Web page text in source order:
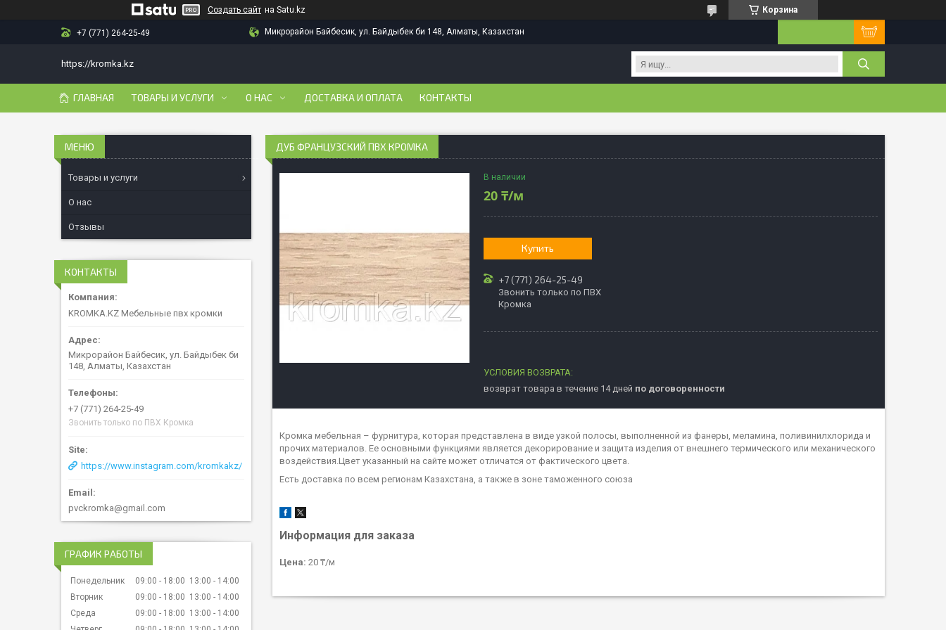
Создать сайт на Satu.kz Корзина
+7 (771) 264-25-49 Микрорайон Байбесик, ул. Байдыбек би 148, Алматы, Казахстан
https://kromka.kz
ГЛАВНАЯ ТОВАРЫ И УСЛУГИ О НАС ДОСТАВКА И ОПЛАТА КОНТАКТЫ
ДУБ ФРАНЦУЗСКИЙ ПВХ КРОМКА
В наличии
20 ₸/м
Купить
+7 (771) 264-25-49
Звонить только по ПВХ
Кромка
возврат товара в течение 14 дней по договоренности
Кромка мебельная – фурнитура, которая представлена в виде узкой полосы, выполненной из фанеры, меламина, поливинилхлорида и
прочих материалов. Ее основными функциями является декорирование и защита изделия от внешнего термического или механического
воздействия.Цвет указанный на сайте может отличатся от фактического цвета.
Есть доставка по всем регионам Казахстана, а также в зоне таможенного союза
Информация для заказа
Цена: 20 ₸/м
Товары и услуги
О нас
Отзывы
КОНТАКТЫ
KROMKA.KZ Мебельные пвх кромки
Микрорайон Байбесик, ул. Байдыбек би
148, Алматы, Казахстан
+7 (771) 264-25-49
Звонить только по ПВХ Кромка
https://www.instagram.com/kromkakz/
pvckromka@gmail.com
ГРАФИК РАБОТЫ
Понедельник 09:00 18:00 13:00
14:00
Вторник
09:00 18:00 13:00
14:00
Среда
09:00 18:00 13:00
14:00